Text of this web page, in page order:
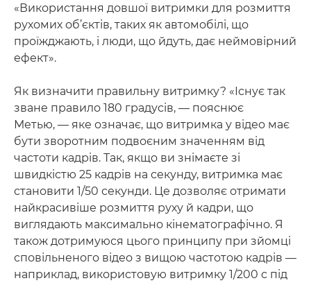
«Використання довшої витримки для розмиття
рухомих об’єктів, таких як автомобілі, що
проїжджають, і люди, що йдуть, дає неймовірний
ефект».
Як визначити правильну витримку? «Існує так
зване правило 180 градусів, — пояснює
Метью, — яке означає, що витримка у відео має
бути зворотним подвоєним значенням від
частоти кадрів. Так, якщо ви знімаєте зі
швидкістю 25 кадрів на секунду, витримка має
становити 1/50 секунди. Це дозволяє отримати
найкрасивіше розмиття руху й кадри, що
виглядають максимально кінематографічно. Я
також дотримуюся цього принципу при зйомці
сповільненого відео з вищою частотою кадрів —
наприклад, використовую витримку 1/200 с під